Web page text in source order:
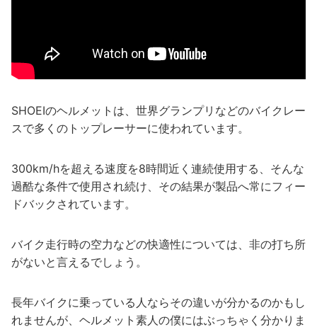
SHOEIのヘルメットは、世界グランプリなどのバイクレー
スで多くのトップレーサーに使われています。
300km/hを超える速度を8時間近く連続使用する、そんな
過酷な条件で使用され続け、その結果が製品へ常にフィー
ドバックされています。
バイク走行時の空力などの快適性については、非の打ち所
がないと言えるでしょう。
長年バイクに乗っている人ならその違いが分かるのかもし
れませんが、ヘルメット素人の僕にはぶっちゃく分かりま